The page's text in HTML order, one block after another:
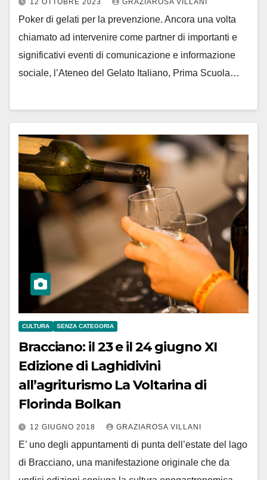
12 OTTOBRE 2023 GRAZIAROSA VILLANI
Poker di gelati per la prevenzione. Ancora una volta
chiamato ad intervenire come partner di importanti e
significativi eventi di comunicazione e informazione
sociale, l’Ateneo del Gelato Italiano, Prima Scuola…
CULTURA SENZA CATEGORIA
Bracciano: il 23 e il 24 giugno XI
Edizione di Laghidivini
all’agriturismo La Voltarina di
Florinda Bolkan
12 GIUGNO 2018 GRAZIAROSA VILLANI
E’ uno degli appuntamenti di punta dell’estate del lago
di Bracciano, una manifestazione originale che da